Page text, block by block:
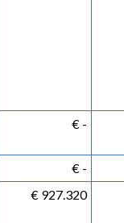
€ -
€ -
€ 927.320